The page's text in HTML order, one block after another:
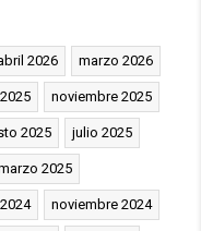
2026 marzo 2026
noviembre 2025
2025 julio 2025
2025
noviembre 2024